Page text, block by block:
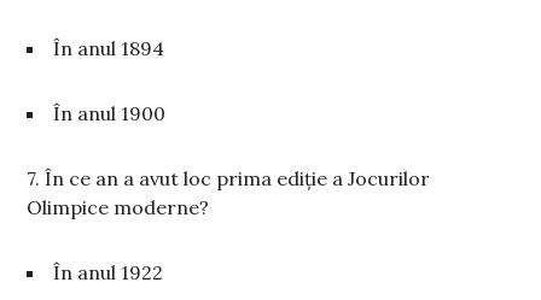
În anul 1894
În anul 1900
7. În ce an a avut loc prima ediție a Jocurilor
Olimpice moderne?
În anul 1922